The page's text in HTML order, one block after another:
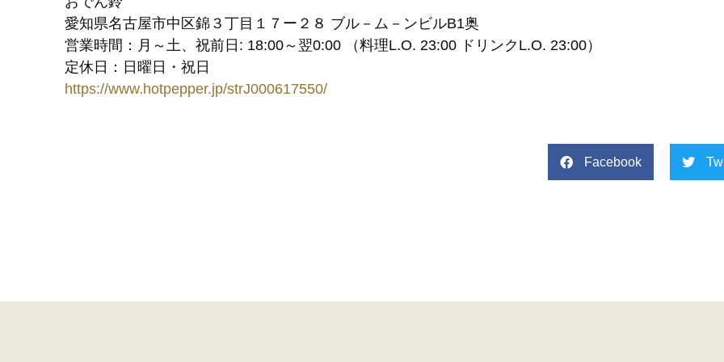
愛知県名古屋市中区錦３丁目１７ー２８ ブル－ム－ンビルB1奥
営業時間：月～土、祝前日: 18:00～翌0:00 （料理L.O. 23:00 ドリンクL.O. 23:00）
定休日：日曜日・祝日
https://www.hotpepper.jp/strJ000617550/
Facebook